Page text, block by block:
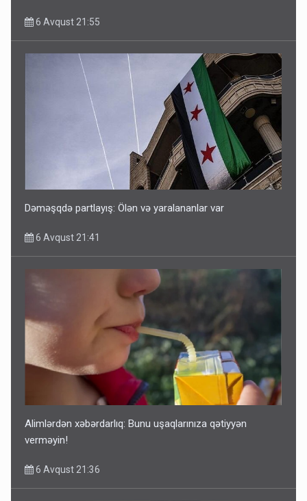
6 Avqust 21:55
Dəməşqdə partlayış: Ölən və yaralananlar var
6 Avqust 21:41
Alimlərdən xəbərdarlıq: Bunu uşaqlarınıza qətiyyən
verməyin!
6 Avqust 21:36